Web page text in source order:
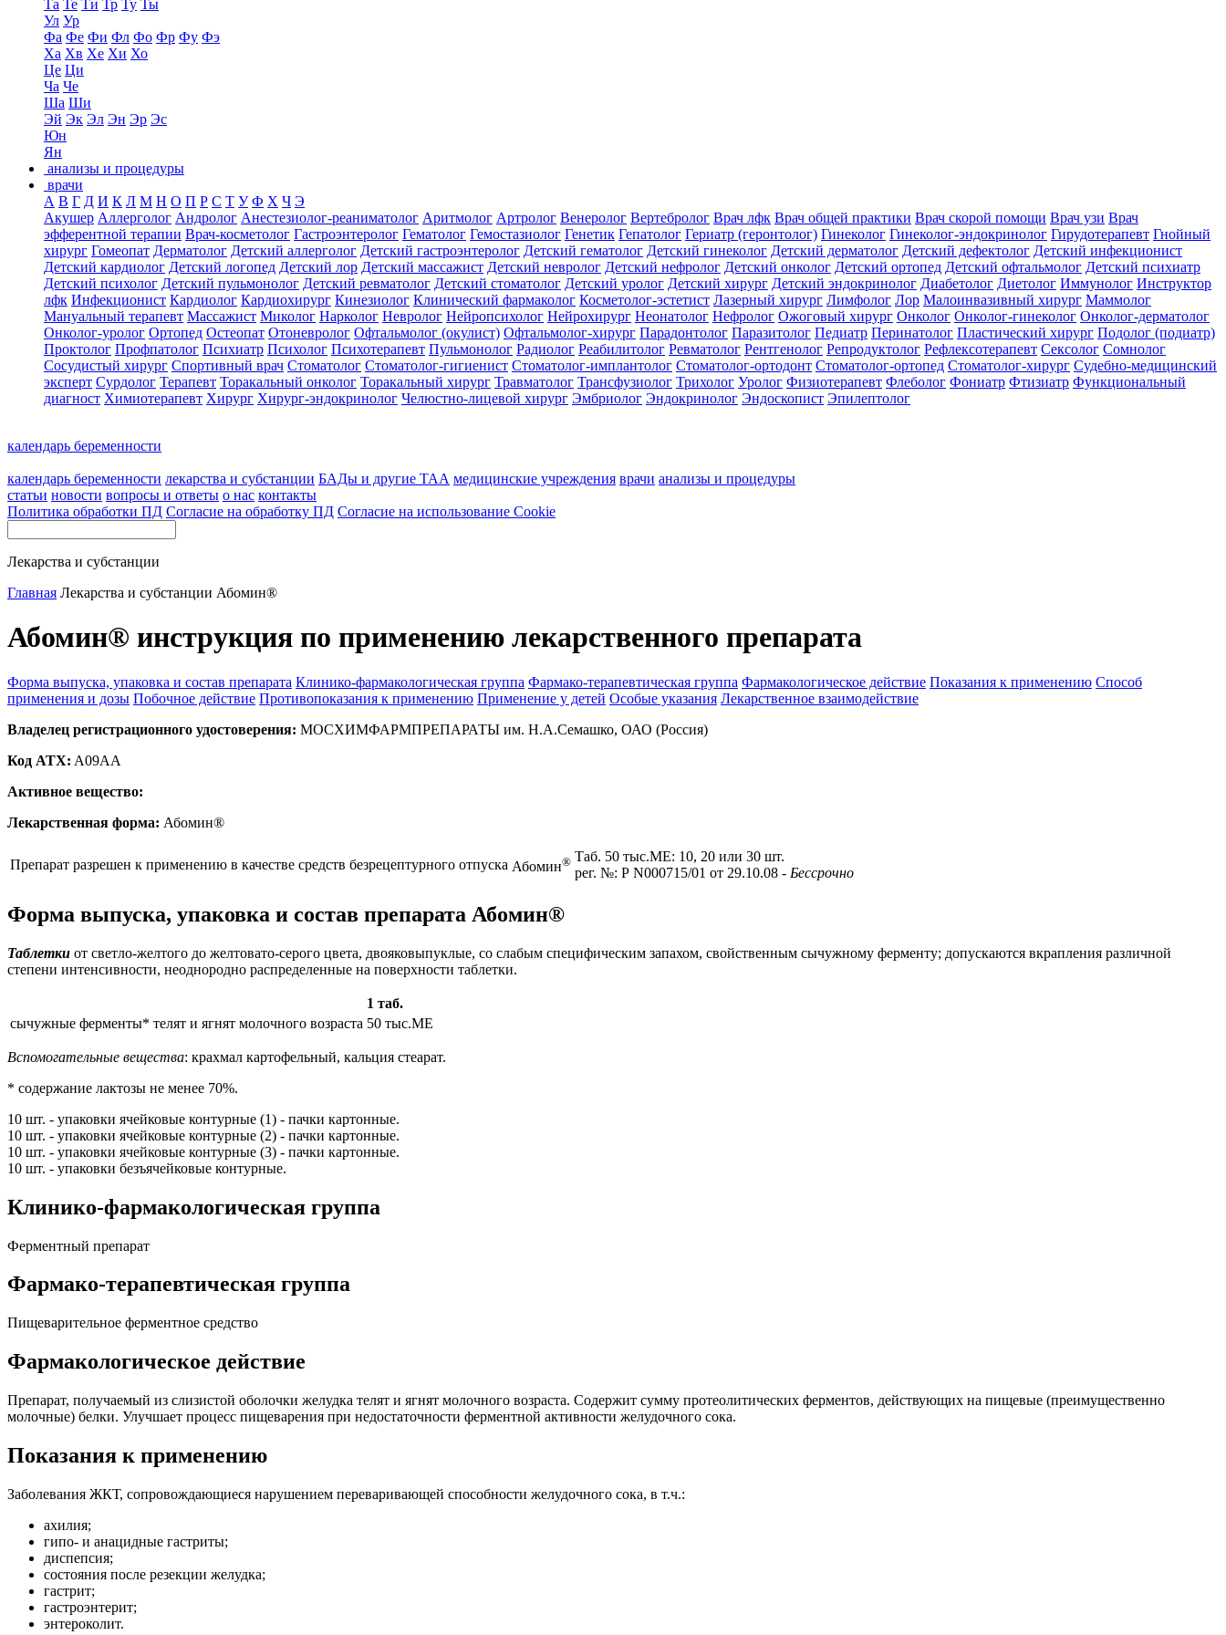
Та Те Ти Тр Ту Ты
Ул Ур
Фа Фе Фи Фл Фо Фр Фу Фэ
Ха Хв Хе Хи Хо
Це Ци
Ча Че
Ша Ши
Эй Эк Эл Эн Эр Эс
Юн
Ян
анализы и процедуры
врачи
А В Г Д И К Л М Н О П Р С Т У Ф Х Ч Э
Акушер Аллерголог Андролог Анестезиолог-реаниматолог Аритмолог Артролог Венеролог Вертебролог Врач лфк Врач общей практики Врач скорой помощи Врач узи Врач
эфферентной терапии Врач-косметолог Гастроэнтеролог Гематолог Гемостазиолог Генетик Гепатолог Гериатр (геронтолог) Гинеколог Гинеколог-эндокринолог Гирудотерапевт Гнойный
хирург Гомеопат Дерматолог Детский аллерголог Детский гастроэнтеролог Детский гематолог Детский гинеколог Детский дерматолог Детский дефектолог Детский инфекционист
Детский кардиолог Детский логопед Детский лор Детский массажист Детский невролог Детский нефролог Детский онколог Детский ортопед Детский офтальмолог Детский психиатр
Детский психолог Детский пульмонолог Детский ревматолог Детский стоматолог Детский уролог Детский хирург Детский эндокринолог Диабетолог Диетолог Иммунолог Инструктор
лфк Инфекционист Кардиолог Кардиохирург Кинезиолог Клинический фармаколог Косметолог-эстетист Лазерный хирург Лимфолог Лор Малоинвазивный хирург Маммолог
Мануальный терапевт Массажист Миколог Нарколог Невролог Нейропсихолог Нейрохирург Неонатолог Нефролог Ожоговый хирург Онколог Онколог-гинеколог Онколог-дерматолог
Онколог-уролог Ортопед Остеопат Отоневролог Офтальмолог (окулист) Офтальмолог-хирург Парадонтолог Паразитолог Педиатр Перинатолог Пластический хирург Подолог (подиатр)
Проктолог Профпатолог Психиатр Психолог Психотерапевт Пульмонолог Радиолог Реабилитолог Ревматолог Рентгенолог Репродуктолог Рефлексотерапевт Сексолог Сомнолог
Сосудистый хирург Спортивный врач Стоматолог Стоматолог-гигиенист Стоматолог-имплантолог Стоматолог-ортодонт Стоматолог-ортопед Стоматолог-хирург Судебно-медицинский
эксперт Сурдолог Терапевт Торакальный онколог Торакальный хирург Травматолог Трансфузиолог Трихолог Уролог Физиотерапевт Флеболог Фониатр Фтизиатр Функциональный
диагност Химиотерапевт Хирург Хирург-эндокринолог Челюстно-лицевой хирург Эмбриолог Эндокринолог Эндоскопист Эпилептолог
календарь беременности
календарь беременности лекарства и субстанции БАДы и другие ТАА медицинские учреждения врачи анализы и процедуры
статьи новости вопросы и ответы о нас контакты
Политика обработки ПД Согласие на обработку ПД Согласие на использование Cookie
Лекарства и субстанции
Главная Лекарства и субстанции Абомин®
Абомин® инструкция по применению лекарственного препарата
Форма выпуска, упаковка и состав препарата Клинико-фармакологическая группа Фармако-терапевтическая группа Фармакологическое действие Показания к применению Способ
применения и дозы Побочное действие Противопоказания к применению Применение у детей Особые указания Лекарственное взаимодействие
Владелец регистрационного удостоверения: МОСХИМФАРМПРЕПАРАТЫ им. Н.А.Семашко, ОАО (Россия)
Код ATX: A09AA
Активное вещество:
Лекарственная форма: Абомин®
Препарат разрешен к применению в качестве средств безрецептурного отпуска Абомин® Таб. 50 тыс.МЕ: 10, 20 или 30 шт.
рег. №: Р N000715/01 от 29.10.08 - Бессрочно
Форма выпуска, упаковка и состав препарата Абомин®
Таблетки от светло-желтого до желтовато-серого цвета, двояковыпуклые, со слабым специфическим запахом, свойственным сычужному ферменту; допускаются вкрапления различной
степени интенсивности, неоднородно распределенные на поверхности таблетки.
1 таб.
сычужные ферменты* телят и ягнят молочного возраста 50 тыс.МЕ
Вспомогательные вещества: крахмал картофельный, кальция стеарат.
* содержание лактозы не менее 70%.
10 шт. - упаковки ячейковые контурные (1) - пачки картонные.
10 шт. - упаковки ячейковые контурные (2) - пачки картонные.
10 шт. - упаковки ячейковые контурные (3) - пачки картонные.
10 шт. - упаковки безъячейковые контурные.
Клинико-фармакологическая группа
Ферментный препарат
Фармако-терапевтическая группа
Пищеварительное ферментное средство
Фармакологическое действие
Препарат, получаемый из слизистой оболочки желудка телят и ягнят молочного возраста. Содержит сумму протеолитических ферментов, действующих на пищевые (преимущественно
молочные) белки. Улучшает процесс пищеварения при недостаточности ферментной активности желудочного сока.
Показания к применению
Заболевания ЖКТ, сопровождающиеся нарушением переваривающей способности желудочного сока, в т.ч.:
ахилия;
гипо- и анацидные гастриты;
диспепсия;
состояния после резекции желудка;
гастрит;
гастроэнтерит;
энтероколит.